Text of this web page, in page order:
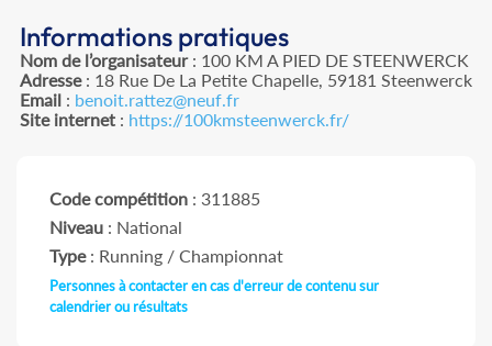
Informations pratiques
Nom de l’organisateur: 100 KM A PIED DE STEENWERCK
Adresse: 18 Rue De La Petite Chapelle, 59181 Steenwerck
Email : benoit.rattez@neuf.fr
Site internet : https://100kmsteenwerck.fr/
Code compétition : 311885
Niveau : National
Type: Running / Championnat
Personnes à contacter en cas d'erreur de contenu sur
calendrier ou résultats